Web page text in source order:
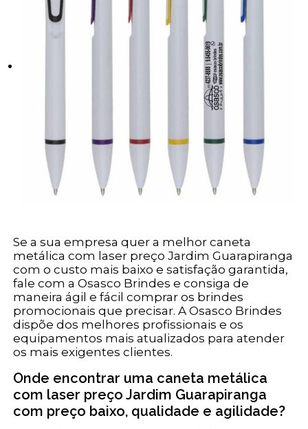
Se a sua empresa quer a melhor caneta
metálica com laser preço Jardim Guarapiranga
com o custo mais baixo e satisfação garantida,
fale com a Osasco Brindes e consiga de
maneira ágil e fácil comprar os brindes
promocionais que precisar. A Osasco Brindes
dispõe dos melhores profissionais e os
equipamentos mais atualizados para atender
os mais exigentes clientes.
Onde encontrar uma caneta metálica
com laser preço Jardim Guarapiranga
com preço baixo, qualidade e agilidade?